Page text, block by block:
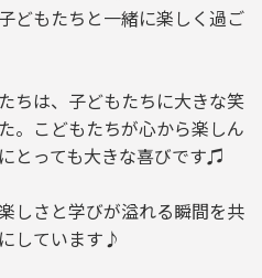
どもたちと一緒に楽しく過ご
ちは、子どもたちに大きな笑
。こどもたちが心から楽しん
とっても大きな喜びです♫
しさと学びが溢れる瞬間を共
しています♪